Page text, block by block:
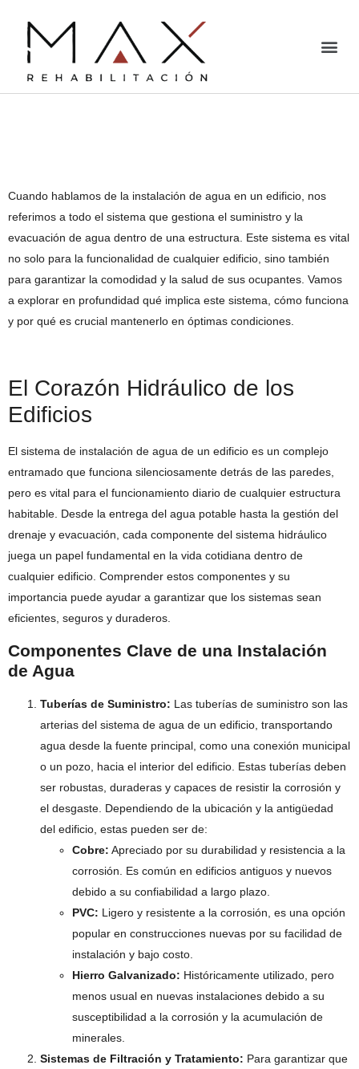
Cuando hablamos de la instalación de agua en un edificio, nos
referimos a todo el sistema que gestiona el suministro y la
evacuación de agua dentro de una estructura. Este sistema es vital
no solo para la funcionalidad de cualquier edificio, sino también
para garantizar la comodidad y la salud de sus ocupantes. Vamos
a explorar en profundidad qué implica este sistema, cómo funciona
y por qué es crucial mantenerlo en óptimas condiciones.
El Corazón Hidráulico de los
Edificios
El sistema de instalación de agua de un edificio es un complejo
entramado que funciona silenciosamente detrás de las paredes,
pero es vital para el funcionamiento diario de cualquier estructura
habitable. Desde la entrega del agua potable hasta la gestión del
drenaje y evacuación, cada componente del sistema hidráulico
juega un papel fundamental en la vida cotidiana dentro de
cualquier edificio. Comprender estos componentes y su
importancia puede ayudar a garantizar que los sistemas sean
eficientes, seguros y duraderos.
Componentes Clave de una Instalación
de Agua
Tuberías de Suministro: Las tuberías de suministro son las
arterias del sistema de agua de un edificio, transportando
agua desde la fuente principal, como una conexión municipal
o un pozo, hacia el interior del edificio. Estas tuberías deben
ser robustas, duraderas y capaces de resistir la corrosión y
el desgaste. Dependiendo de la ubicación y la antigüedad
del edificio, estas pueden ser de:
Cobre: Apreciado por su durabilidad y resistencia a la
corrosión. Es común en edificios antiguos y nuevos
debido a su confiabilidad a largo plazo.
PVC: Ligero y resistente a la corrosión, es una opción
popular en construcciones nuevas por su facilidad de
instalación y bajo costo.
Hierro Galvanizado: Históricamente utilizado, pero
menos usual en nuevas instalaciones debido a su
susceptibilidad a la corrosión y la acumulación de
minerales.
Sistemas de Filtración y Tratamiento: Para garantizar que